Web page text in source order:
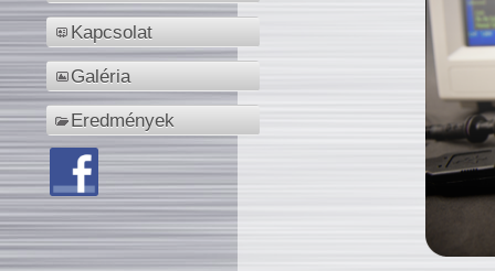
Kapcsolat
Galéria
Eredmények